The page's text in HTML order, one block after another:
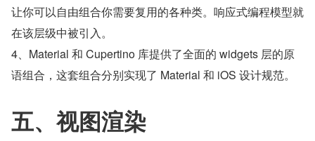
让你可以自由组合你需要复用的各种类。响应式编程模型就
在该层级中被引入。
4、Material 和 Cupertino 库提供了全面的 widgets 层的原
语组合，这套组合分别实现了 Material 和 iOS 设计规范。
五、视图渲染